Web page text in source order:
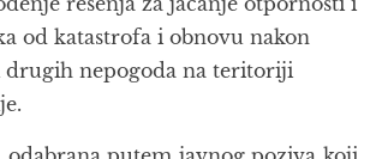
od katastrofa i obnovu nakon
nepogoda na teritoriji